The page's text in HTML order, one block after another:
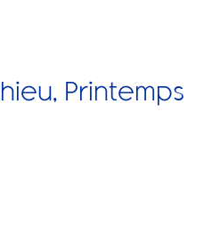
Printemps